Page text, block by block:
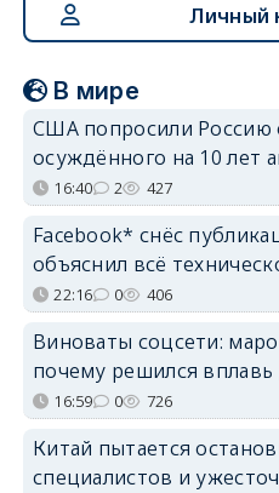
Личный
В мире
США попросили Россию
осуждённого на 10 лет
16:40 2 427
Facebook* снёс
объяснил всё
22:16 0 406
Виноваты соцсети:
почему решился вплавь
16:59 0 726
Китай пытается
специалистов и